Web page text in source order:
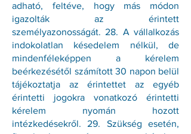
adható, feltéve, hogy más módon
igazolták az érintett
személyazonosságát. 28. A vállalkozás
indokolatlan késedelem nélkül, de
mindenféleképpen a kérelem
beérkezésétől számított 30 napon belül
tájékoztatja az érintettet az egyéb
érintetti jogokra vonatkozó érintetti
kérelem nyomán hozott
intézkedésekről. 29. Szükség esetén,